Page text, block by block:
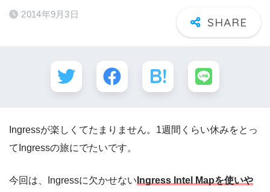
2014年9月3日
Ingressが楽しくてたまりません。1週間くらい休みをとっ
てIngressの旅にでたいです。
今回は、Ingressに欠かせない Ingress Intel Mapを使いや